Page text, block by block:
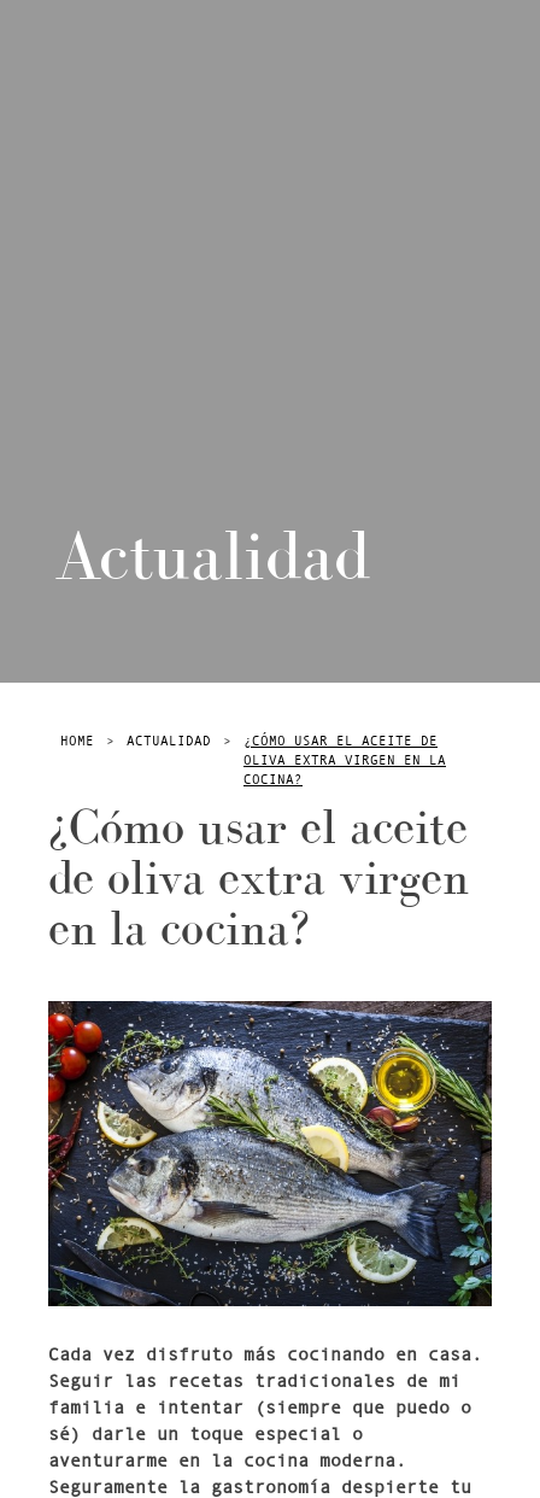
Actualidad
HOME > ACTUALIDAD >
¿CÓMO USAR EL ACEITE DE
OLIVA EXTRA VIRGEN EN LA
COCINA?
¿Cómo usar el aceite
de oliva extra virgen
en la cocina?
Cada vez disfruto más cocinando en casa.
Seguir las recetas tradicionales de mi
familia e intentar (siempre que puedo o
sé) darle un toque especial o
aventurarme en la cocina moderna.
Seguramente la gastronomía despierte tu